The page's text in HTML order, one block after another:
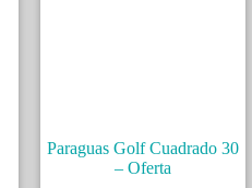
Paraguas Golf Cuadrado 30
– Oferta